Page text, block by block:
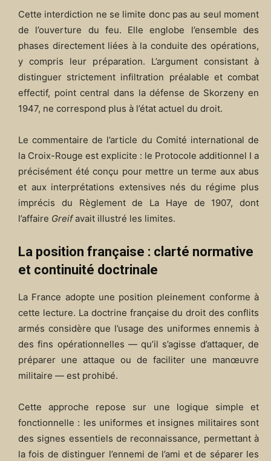
Cette interdiction ne se limite donc pas au seul moment
de l’ouverture du feu. Elle englobe l’ensemble des
phases directement liées à la conduite des opérations,
y compris leur préparation. L’argument consistant à
distinguer strictement infiltration préalable et combat
effectif, point central dans la défense de Skorzeny en
1947, ne correspond plus à l’état actuel du droit.
Le commentaire de l’article du Comité international de
la Croix-Rouge est explicite : le Protocole additionnel I a
précisément été conçu pour mettre un terme aux abus
et aux interprétations extensives nés du régime plus
imprécis du Règlement de La Haye de 1907, dont
l’affaire Greifavait illustré les limites.
La position française : clarté normative
et continuité doctrinale
La France adopte une position pleinement conforme à
cette lecture. La doctrine française du droit des conflits
armés considère que l’usage des uniformes ennemis à
des fins opérationnelles — qu’il s’agisse d’attaquer, de
préparer une attaque ou de faciliter une manœuvre
militaire — est prohibé.
Cette approche repose sur une logique simple et
fonctionnelle : les uniformes et insignes militaires sont
des signes essentiels de reconnaissance, permettant à
la fois de distinguer l’ennemi de l’ami et de séparer les